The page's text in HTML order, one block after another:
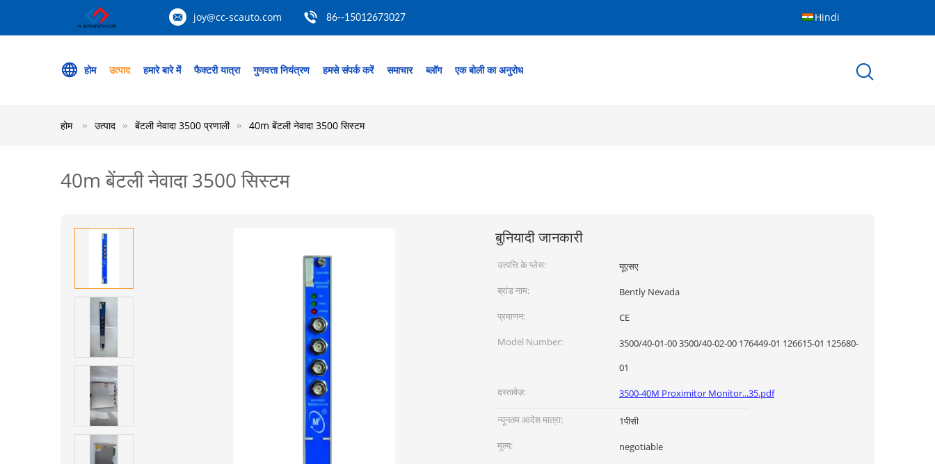
joy@cc-scauto.com 86--15012673027 Hindi
होम उत्पाद हमारे बारे में फैक्टरी यात्रा गुणवत्ता नियंत्रण हमसे संपर्क करें समाचार ब्लॉग एक बोली का अनुरोध
होम उत्पाद बेंटली नेवादा 3500 प्रणाली 40m बेंटली नेवादा 3500 सिस्टम
40m बेंटली नेवादा 3500 सिस्टम
बुनियादी जानकारी
उत्पत्ति के प्लेस:
यूएसए
ब्रांड नाम:
Bently Nevada
प्रमाणन:
CE
Model Number:
3500/40-01-00 3500/40-02-00 176449-01 126615-01 125680-
01
दस्तावेज़:
3500-40M Proximitor Monitor...35.pdf
न्यूनतम आदेश मात्रा:
1पीसी
मूल्य:
negotiable